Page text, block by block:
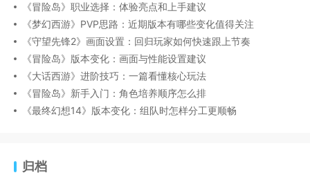
《冒险岛》职业选择：体验亮点和上手建议
《梦幻西游》PVP思路：近期版本有哪些变化值得关注
《守望先锋2》画面设置：回归玩家如何快速跟上节奏
《冒险岛》版本变化：画面与性能设置建议
《大话西游》进阶技巧：一篇看懂核心玩法
《冒险岛》新手入门：角色培养顺序怎么排
《最终幻想14》版本变化：组队时怎样分工更顺畅
归档